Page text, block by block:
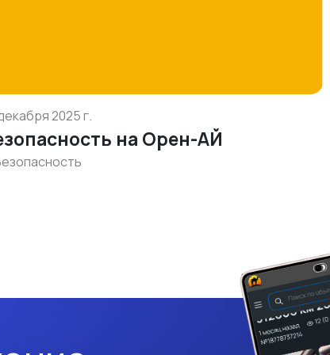
2025 г.
на Орен-АЙ